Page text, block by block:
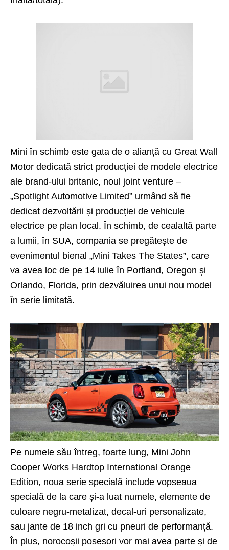
Mini în schimb este gata de o alianță cu Great Wall
Motor dedicată strict producției de modele electrice
ale brand-ului britanic, noul joint venture –
„Spotlight Automotive Limited” urmând să fie
dedicat dezvoltării și producției de vehicule
electrice pe plan local. În schimb, de cealaltă parte
a lumii, în SUA, compania se pregătește de
evenimentul bienal „Mini Takes The States”, care
va avea loc de pe 14 iulie în Portland, Oregon și
Orlando, Florida, prin dezvăluirea unui nou model
în serie limitată.
Pe numele său întreg, foarte lung, Mini John
Cooper Works Hardtop International Orange
Edition, noua serie specială include vopseaua
specială de la care și-a luat numele, elemente de
culoare negru-metalizat, decal-uri personalizate,
sau jante de 18 inch gri cu pneuri de performanță.
În plus, norocoșii posesori vor mai avea parte și de